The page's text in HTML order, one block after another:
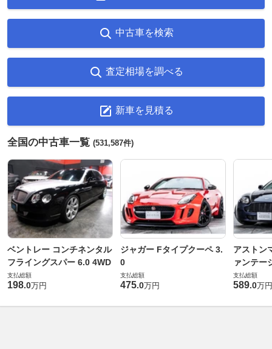
中古車を検索
査定相場を調べる
新車を見積る
全国の中古車一覧 (531,587件)
ベントレー コンチネンタル
フライングスパー 6.0 4WD
支払総額
198.0万円
ジャガー Fタイプクーペ 3.
0
支払総額
475.0万円
アストン
ァンテー
支払総額
589.0万円